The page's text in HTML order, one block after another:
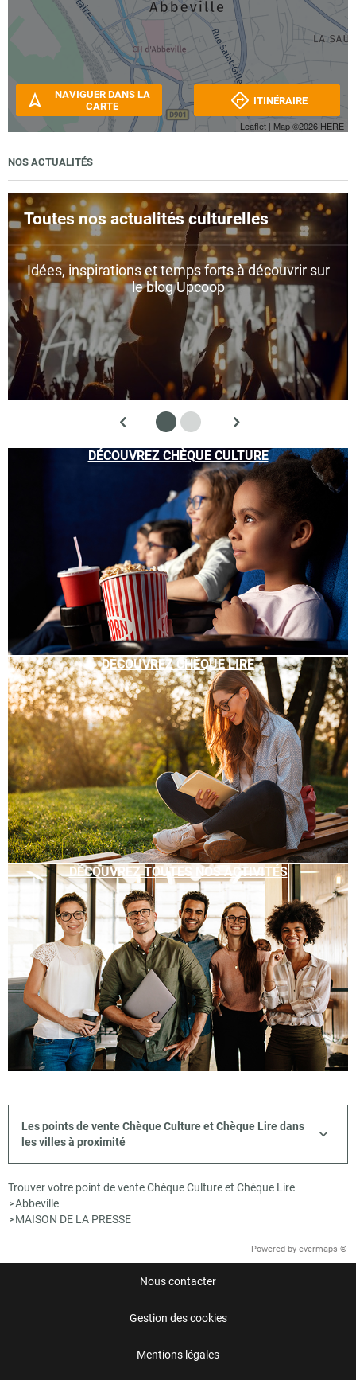
Leaflet | Map ©2026 HERE
NAVIGUER DANS LA
CARTE
ITINÉRAIRE
NOS ACTUALITÉS
Toutes nos actualités culturelles
Idées, inspirations et temps forts à découvrir sur
le blog Upcoop
DÉCOUVREZ CHÈQUE CULTURE
DÉCOUVREZ CHÈQUE LIRE
DÉCOUVREZ TOUTES NOS ACTIVITÉS
Les points de vente Chèque Culture et Chèque Lire dans
les villes à proximité
Trouver votre point de vente Chèque Culture et Chèque Lire
>Abbeville
> MAISON DE LA PRESSE
Powered by evermaps ©
Nous contacter
Gestion des cookies
Mentions légales